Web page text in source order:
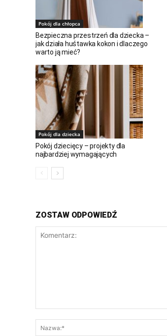
Pokój dla chłopca
Bezpieczna przestrzeń dla dziecka –
jak działa huśtawka kokon i dlaczego
warto ją mieć?
Pokój dla dziecka
Pokój dziecięcy – projekty dla
najbardziej wymagających
ZOSTAW ODPOWIEDŹ